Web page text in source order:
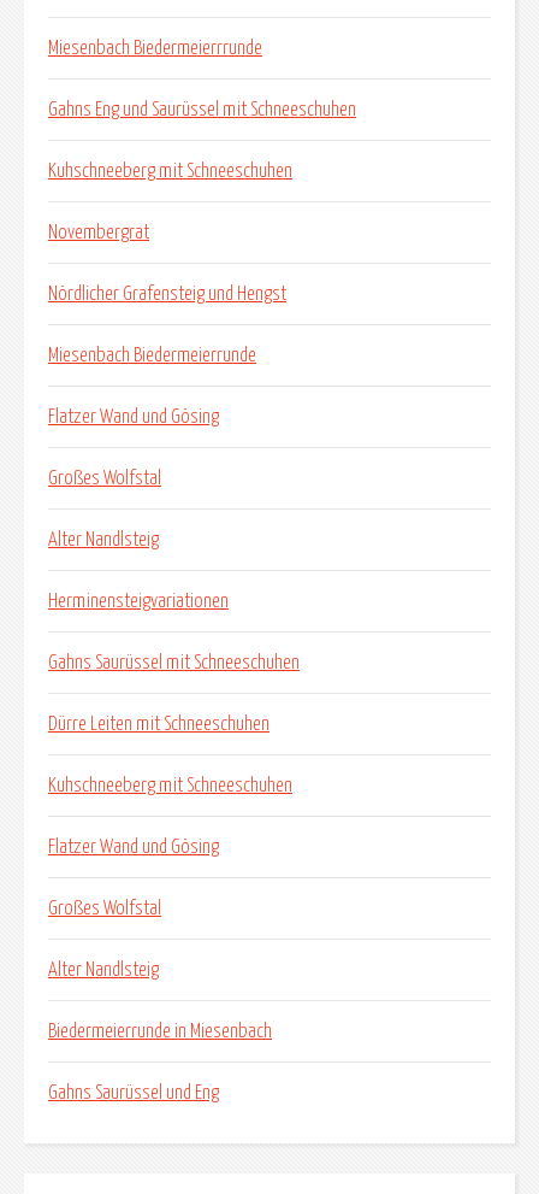
Miesenbach Biedermeierrrunde
Gahns Eng und Saurüssel mit Schneeschuhen
Kuhschneeberg mit Schneeschuhen
Novembergrat
Nördlicher Grafensteig und Hengst
Miesenbach Biedermeierrunde
Flatzer Wand und Gösing
Großes Wolfstal
Alter Nandlsteig
Herminensteigvariationen
Gahns Saurüssel mit Schneeschuhen
Dürre Leiten mit Schneeschuhen
Kuhschneeberg mit Schneeschuhen
Flatzer Wand und Gösing
Großes Wolfstal
Alter Nandlsteig
Biedermeierrunde in Miesenbach
Gahns Saurüssel und Eng